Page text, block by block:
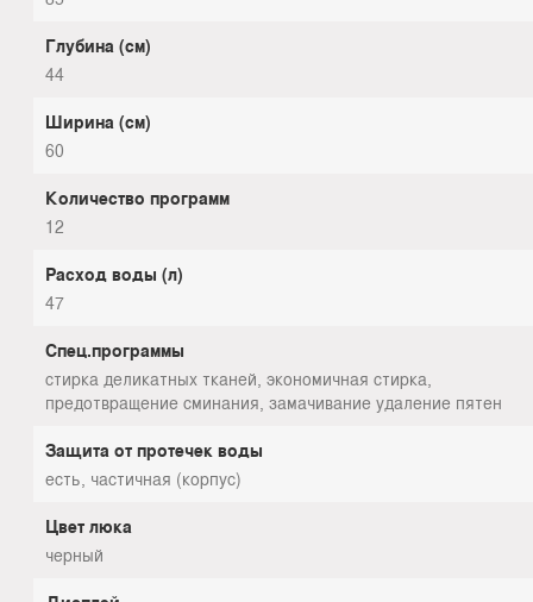
Глубина (см)
44
Ширина (см)
60
Количество программ
12
Расход воды (л)
47
Спец.программы
стирка деликатных тканей, экономичная стирка,
предотвращение сминания, замачивание удаление пятен
Защита от протечек воды
есть, частичная (корпус)
Цвет люка
черный